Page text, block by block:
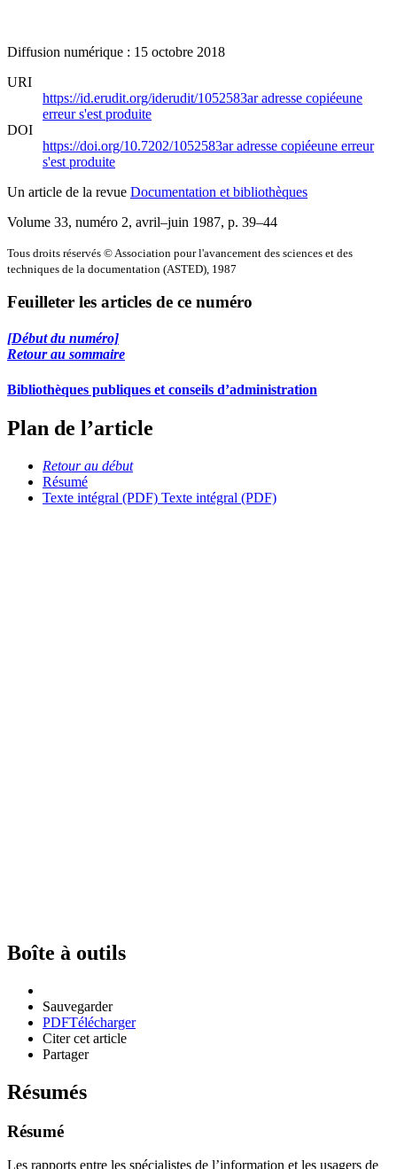
Diffusion numérique : 15 octobre 2018
URI
https://id.erudit.org/iderudit/1052583aradresse copiéeune
erreur s'est produite
DOI
https://doi.org/10.7202/1052583aradresse copiéeune erreur
s'est produite
Un article de la revue Documentation et bibliothèques
Volume 33, numéro 2, avril–juin 1987, p. 39–44
Tous droits réservés © Association pour l'avancement des sciences et des
techniques de la documentation (ASTED), 1987
Feuilleter les articles de ce numéro
[Début du numéro]
Retour au sommaire
Bibliothèques publiques et conseils d’administration
Plan de l’article
Retour au début
Résumé
Texte intégral (PDF) Texte intégral (PDF)
Boîte à outils
Sauvegarder
PDFTélécharger
Citer cet article
Partager
Résumés
Résumé
Les rapports entre les spécialistes de l’information et les usagers de